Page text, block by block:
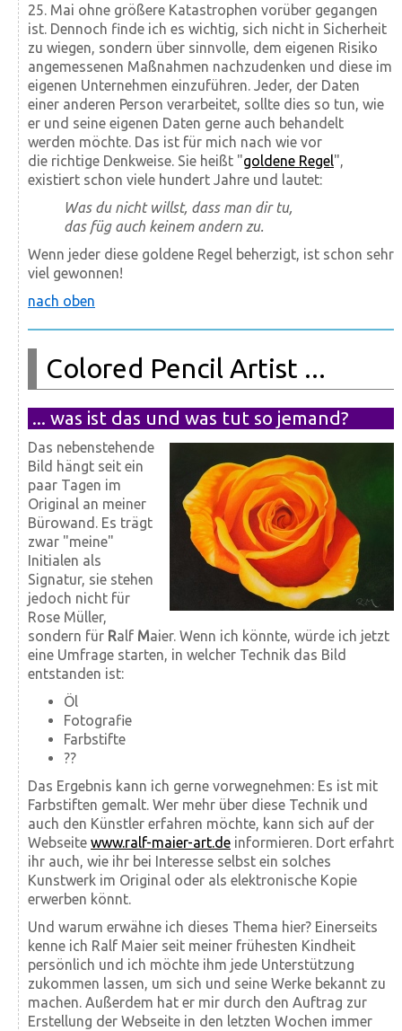
25. Mai ohne größere Katastrophen vorüber gegangen
ist. Dennoch finde ich es wichtig, sich nicht in Sicherheit
zu wiegen, sondern über sinnvolle, dem eigenen Risiko
angemessenen Maßnahmen nachzudenken und diese im
eigenen Unternehmen einzuführen. Jeder, der Daten
einer anderen Person verarbeitet, sollte dies so tun, wie
er und seine eigenen Daten gerne auch behandelt
werden möchte. Das ist für mich nach wie vor
die richtige Denkweise. Sie heißt "goldene Regel",
existiert schon viele hundert Jahre und lautet:
Was du nicht willst, dass man dir tu,
das füg auch keinem andern zu.
Wenn jeder diese goldene Regel beherzigt, ist schon sehr
viel gewonnen!
nach oben
Colored Pencil Artist ...
... was ist das und was tut so jemand?
Das nebenstehende
Bild hängt seit ein
paar Tagen im
Original an meiner
Bürowand. Es trägt
zwar "meine"
Initialen als
Signatur, sie stehen
jedoch nicht für
Rose Müller,
sondern für Ralf Maier. Wenn ich könnte, würde ich jetzt
eine Umfrage starten, in welcher Technik das Bild
entstanden ist:
Öl
Fotografie
Farbstifte
??
Das Ergebnis kann ich gerne vorwegnehmen: Es ist mit
Farbstiften gemalt. Wer mehr über diese Technik und
auch den Künstler erfahren möchte, kann sich auf der
Webseite www.ralf-maier-art.de informieren. Dort erfahrt
ihr auch, wie ihr bei Interesse selbst ein solches
Kunstwerk im Original oder als elektronische Kopie
erwerben könnt.
Und warum erwähne ich dieses Thema hier? Einerseits
kenne ich Ralf Maier seit meiner frühesten Kindheit
persönlich und ich möchte ihm jede Unterstützung
zukommen lassen, um sich und seine Werke bekannt zu
machen. Außerdem hat er mir durch den Auftrag zur
Erstellung der Webseite in den letzten Wochen immer